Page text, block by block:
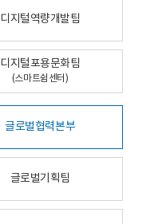
디지털역량개발팀
디지털포용문화팀
(스마트쉼센터)
글로벌협력본부
글로벌기획팀